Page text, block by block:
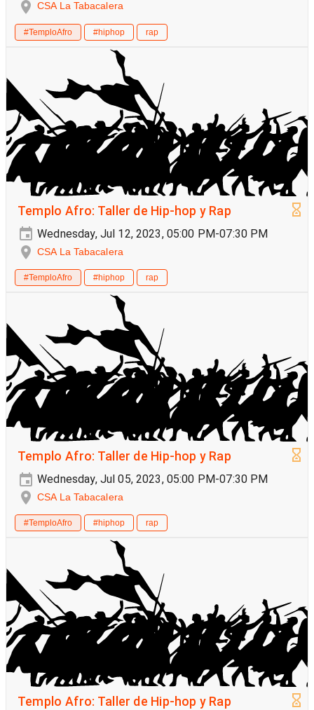
CSA La Tabacalera
#TemploAfro #hiphop rap
Templo Afro: Taller de Hip-hop y Rap
Wednesday, Jul 12, 2023, 05:00 PM-07:30 PM
CSA La Tabacalera
#TemploAfro #hiphop rap
Templo Afro: Taller de Hip-hop y Rap
Wednesday, Jul 05, 2023, 05:00 PM-07:30 PM
CSA La Tabacalera
#TemploAfro #hiphop rap
Templo Afro: Taller de Hip-hop y Rap